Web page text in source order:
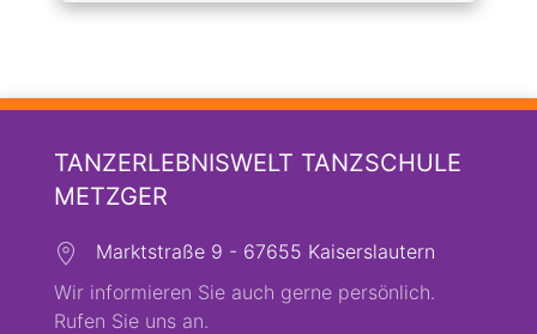
TANZERLEBNISWELT TANZSCHULE
METZGER
Marktstraße 9 - 67655 Kaiserslautern
Wir informieren Sie auch gerne persönlich.
Rufen Sie uns an.